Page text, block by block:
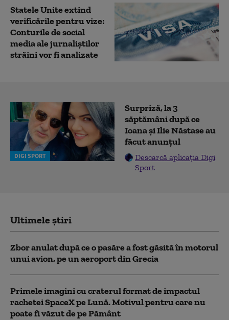
Statele Unite extind
verificările pentru vize:
Conturile de social
media ale jurnaliștilor
străini vor fi analizate
DIGI SPORT
Surpriză, la 3
săptămâni după ce
Ioana și Ilie Năstase au
făcut anunțul
Descarcă aplicația Digi
Sport
Ultimele știri
Zbor anulat după ce o pasăre a fost găsită în motorul
unui avion, pe un aeroport din Grecia
Primele imagini cu craterul format de impactul
rachetei SpaceX pe Lună. Motivul pentru care nu
poate fi văzut de pe Pământ